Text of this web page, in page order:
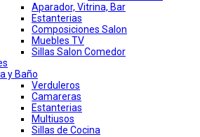
Aparador, Vitrina, Bar
Estanterias
Composiciones Salon
Muebles TV
Sillas Salon Comedor
y Baño
Verduleros
Camareras
Estanterias
Multiusos
Sillas de Cocina